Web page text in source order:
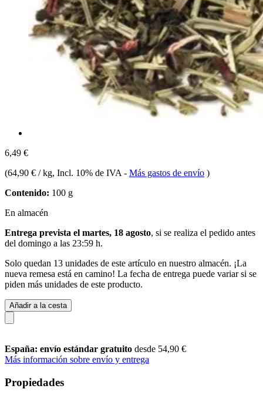
6,49 €
(64,90 € / kg, Incl. 10% de IVA - Más gastos de envío )
Contenido: 100 g
En almacén
Entrega prevista el martes, 18 agosto, si se realiza el pedido antes
del domingo a las 23:59 h.
Solo quedan 13 unidades de este artículo en nuestro almacén. ¡La
nueva remesa está en camino! La fecha de entrega puede variar si se
piden más unidades de este producto.
Añadir a la cesta
España: envío estándar gratuito desde 54,90 €
Más información sobre envío y entrega
Propiedades